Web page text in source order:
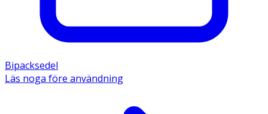
Bipacksedel
Läs noga före användning